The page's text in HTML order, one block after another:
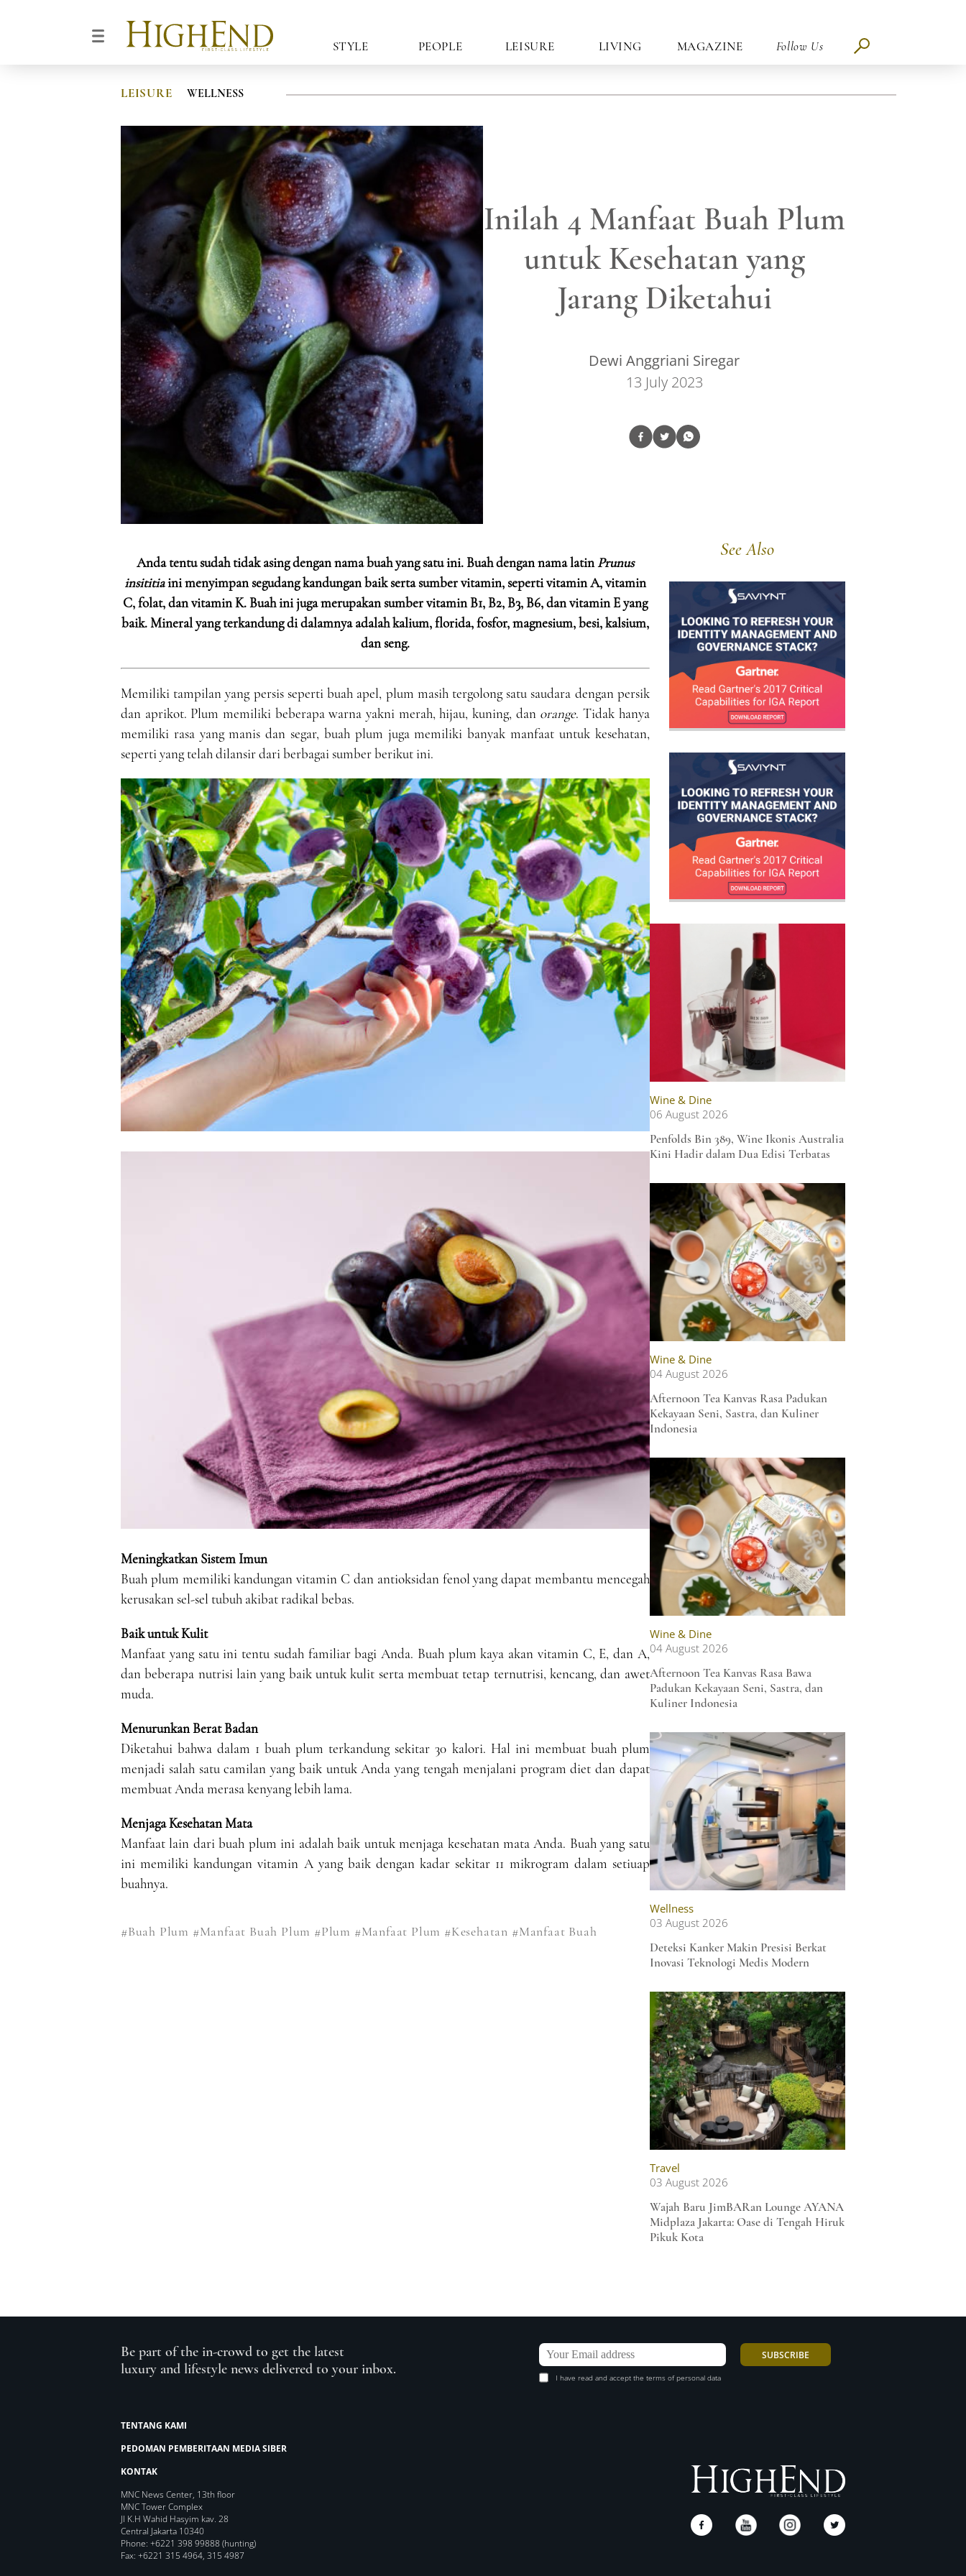
STYLE PEOPLE LEISURE LIVING MAGAZINE Follow Us
LEISURE WELLNESS
Inilah 4 Manfaat Buah Plum
untuk Kesehatan yang
Jarang Diketahui
Dewi Anggriani Siregar
13 July 2023
Anda tentu sudah tidak asing dengan nama buah yang satu ini. Buah dengan nama latinPrunus
insititiaini menyimpan segudang kandungan baik serta sumber vitamin, seperti vitamin A, vitamin
C, folat, dan vitamin K. Buah ini juga merupakan sumber vitamin B1, B2, B3, B6, dan vitamin E yang
baik. Mineral yang terkandung di dalamnya adalah kalium, florida, fosfor, magnesium, besi, kalsium,
dan seng.
Memiliki tampilan yang persis seperti buah apel, plum masih tergolong satu saudara dengan persik
dan aprikot. Plum memiliki beberapa warna yakni merah, hijau, kuning, dan orange. Tidak hanya
memiliki rasa yang manis dan segar, buah plum juga memiliki banyak manfaat untuk kesehatan,
seperti yang telah dilansir dari berbagai sumber berikut ini.
Meningkatkan Sistem Imun
Buah plum memiliki kandungan vitamin C dan antioksidan fenol yang dapat membantu mencegah
kerusakan sel-sel tubuh akibat radikal bebas.
Baik untuk Kulit
Manfaat yang satu ini tentu sudah familiar bagi Anda. Buah plum kaya akan vitamin C, E, dan A,
dan beberapa nutrisi lain yang baik untuk kulit serta membuat tetap ternutrisi, kencang, dan awet
muda.
Menurunkan Berat Badan
Diketahui bahwa dalam 1 buah plum terkandung sekitar 30 kalori. Hal ini membuat buah plum
menjadi salah satu camilan yang baik untuk Anda yang tengah menjalani program diet dan dapat
membuat Anda merasa kenyang lebih lama.
Menjaga Kesehatan Mata
Manfaat lain dari buah plum ini adalah baik untuk menjaga kesehatan mata Anda. Buah yang satu
ini memiliki kandungan vitamin A yang baik dengan kadar sekitar 11 mikrogram dalam setiuap
buahnya.
#Buah Plum #Manfaat Buah Plum #Plum #Manfaat Plum #Kesehatan #Manfaat Buah
See Also
Wine & Dine
06 August 2026
Penfolds Bin 389, Wine Ikonis Australia
Kini Hadir dalam Dua Edisi Terbatas
Wine & Dine
04 August 2026
Afternoon Tea Kanvas Rasa Padukan
Kekayaan Seni, Sastra, dan Kuliner
Indonesia
Wine & Dine
04 August 2026
Afternoon Tea Kanvas Rasa Bawa
Padukan Kekayaan Seni, Sastra, dan
Kuliner Indonesia
Wellness
03 August 2026
Deteksi Kanker Makin Presisi Berkat
Inovasi Teknologi Medis Modern
Travel
03 August 2026
Wajah Baru JimBARan Lounge AYANA
Midplaza Jakarta: Oase di Tengah Hiruk
Pikuk Kota
Be part of the in-crowd to get the latest
luxury and lifestyle news delivered to your inbox.
I have read and accept the terms of personal data
TENTANG KAMI
PEDOMAN PEMBERITAAN MEDIA SIBER
KONTAK
MNC News Center, 13th floor
MNC Tower Complex
Jl K.H Wahid Hasyim kav. 28
Central Jakarta 10340
Phone: +6221 398 99888 (hunting)
Fax: +6221 315 4964, 315 4987